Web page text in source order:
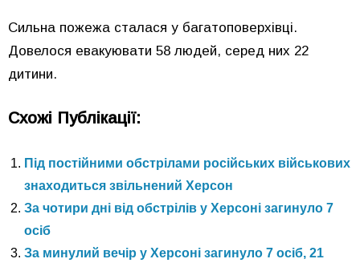
Сильна пожежа сталася у багатоповерхівці.
Довелося евакуювати 58 людей, серед них 22
дитини.
Схожі Публікації:
Під постійними обстрілами російських військових
знаходиться звільнений Херсон
За чотири дні від обстрілів у Херсоні загинуло 7
осіб
За минулий вечір у Херсоні загинуло 7 осіб, 21